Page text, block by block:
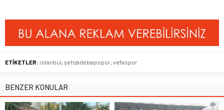
ETİKETLER: istanbul şehzadebaşıspor vefaspor
BENZER KONULAR